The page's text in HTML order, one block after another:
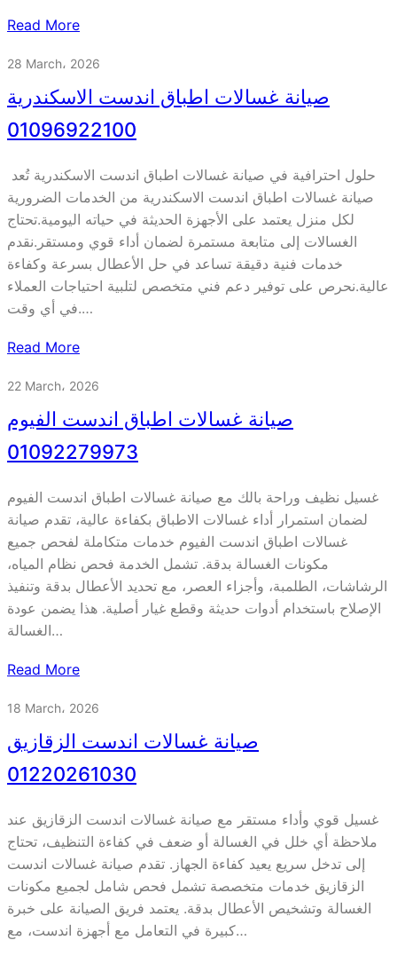
Read More
28 March، 2026
صيانة غسالات اطباق اندست الاسكندرية
01096922100
صيانة غسالات اطباق اندست الاسكندرية من الخدمات الضرورية
لكل منزل يعتمد على الأجهزة الحديثة في حياته اليومية.تحتاج
الغسالات إلى متابعة مستمرة لضمان أداء قوي ومستقر.نقدم
خدمات فنية دقيقة تساعد في حل الأعطال بسرعة وكفاءة
عالية.نحرص على توفير دعم فني متخصص لتلبية احتياجات العملاء
في أي وقت.…
Read More
22 March، 2026
صيانة غسالات اطباق اندست الفيوم
01092279973
غسيل نظيف وراحة بالك مع صيانة غسالات اطباق اندست الفيوم
لضمان استمرار أداء غسالات الاطباق بكفاءة عالية، تقدم صيانة
غسالات اطباق اندست الفيوم خدمات متكاملة لفحص جميع
مكونات الغسالة بدقة. تشمل الخدمة فحص نظام المياه،
الرشاشات، الطلمبة، وأجزاء العصر، مع تحديد الأعطال بدقة وتنفيذ
الإصلاح باستخدام أدوات حديثة وقطع غيار أصلية. هذا يضمن عودة
الغسالة…
Read More
18 March، 2026
صيانة غسالات اندست الزقازيق
01220261030
غسيل قوي وأداء مستقر مع صيانة غسالات اندست الزقازيق عند
ملاحظة أي خلل في الغسالة أو ضعف في كفاءة التنظيف، تحتاج
إلى تدخل سريع يعيد كفاءة الجهاز. تقدم صيانة غسالات اندست
الزقازيق خدمات متخصصة تشمل فحص شامل لجميع مكونات
الغسالة وتشخيص الأعطال بدقة. يعتمد فريق الصيانة على خبرة
كبيرة في التعامل مع أجهزة اندست، مع…